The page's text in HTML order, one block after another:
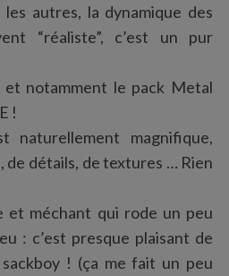
autres, la dynamique des
“réaliste”, c’est un pur
et notamment le pack Metal
!
naturellement magnifique,
de détails, de textures … Rien
et méchant qui rode un peu
: c’est presque plaisant de
! (ça me fait un peu